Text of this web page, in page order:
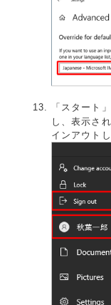
「スタート
し、表示さ
インアウトし